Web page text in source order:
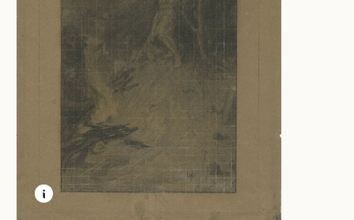
EN SAVOIR PLUS SUR CETTE IMAGE
OUVRIR LA MODALE